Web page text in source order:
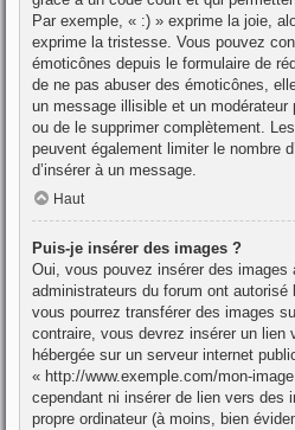
Par exemple, « :) » exprime la joie,
exprime la tristesse. Vous pouvez
émoticônes depuis le formulaire de
de ne pas abuser des émoticônes,
un message illisible et un modérateur
ou de le supprimer complètement.
peuvent également limiter le nombre
d’insérer à un message.
Haut
Puis-je insérer des images ?
Oui, vous pouvez insérer des
administrateurs du forum ont autorisé
vous pourrez transférer des images
contraire, vous devrez insérer un lien
hébergée sur un serveur internet
« http://www.exemple.com/mon-
cependant ni insérer de lien vers des
propre ordinateur (à moins, bien